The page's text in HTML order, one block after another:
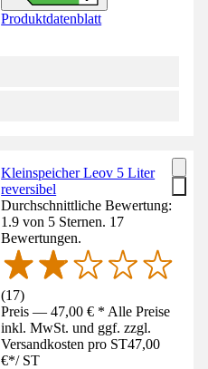
Produktdatenblatt
Kleinspeicher Leov 5 Liter
reversibel
Durchschnittliche Bewertung:
1.9 von 5 Sternen. 17
Bewertungen.
(17)
Preis — 47,00 € * Alle Preise
inkl. MwSt. und ggf. zzgl.
Versandkosten pro ST47,00
€*/ ST